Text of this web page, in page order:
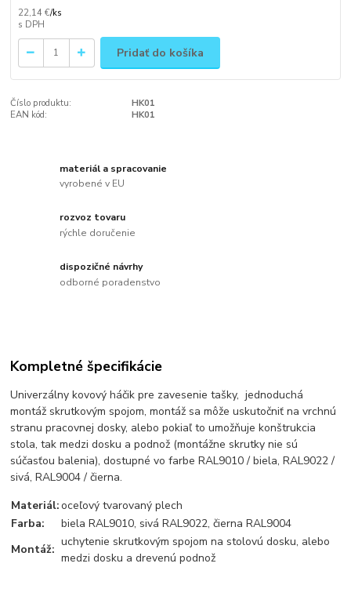
22,14 €/ks
Pridať do košíka
Číslo produktu:
HK01
EAN kód:
HK01
materiál a spracovanie
vyrobené v EU
rozvoz tovaru
rýchle doručenie
dispozičné návrhy
odborné poradenstvo
Kompletné špecifikácie
Univerzálny kovový háčik pre zavesenie tašky, jednoduchá
montáž skrutkovým spojom, montáž sa môže uskutočniť na vrchnú
stranu pracovnej dosky, alebo pokiaľ to umožňuje konštrukcia
stola, tak medzi dosku a podnož (montážne skrutky nie sú
súčasťou balenia), dostupné vo farbe RAL9010 / biela, RAL9022 /
sivá, RAL9004 / čierna.
Materiál:oceľový tvarovaný plech
Farba:
biela RAL9010, sivá RAL9022, čierna RAL9004
Montáž:
uchytenie skrutkovým spojom na stolovú dosku, alebo
medzi dosku a drevenú podnož